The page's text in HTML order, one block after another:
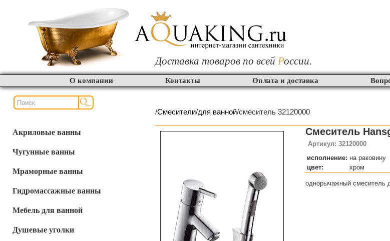
Доставка товаров по всей России.
О компании Контакты Оплата и доставка
Акриловые ванны
Чугунные ванны
Мраморные ванны
Гидромассажные ванны
Мебель для ванной
Душевые уголки
/Смесители/для ванной/смеситель 32120000
Смеситель
Артикул: 32120000
исполнение: на раковину
цвет:
хром
однорычажный смеситель